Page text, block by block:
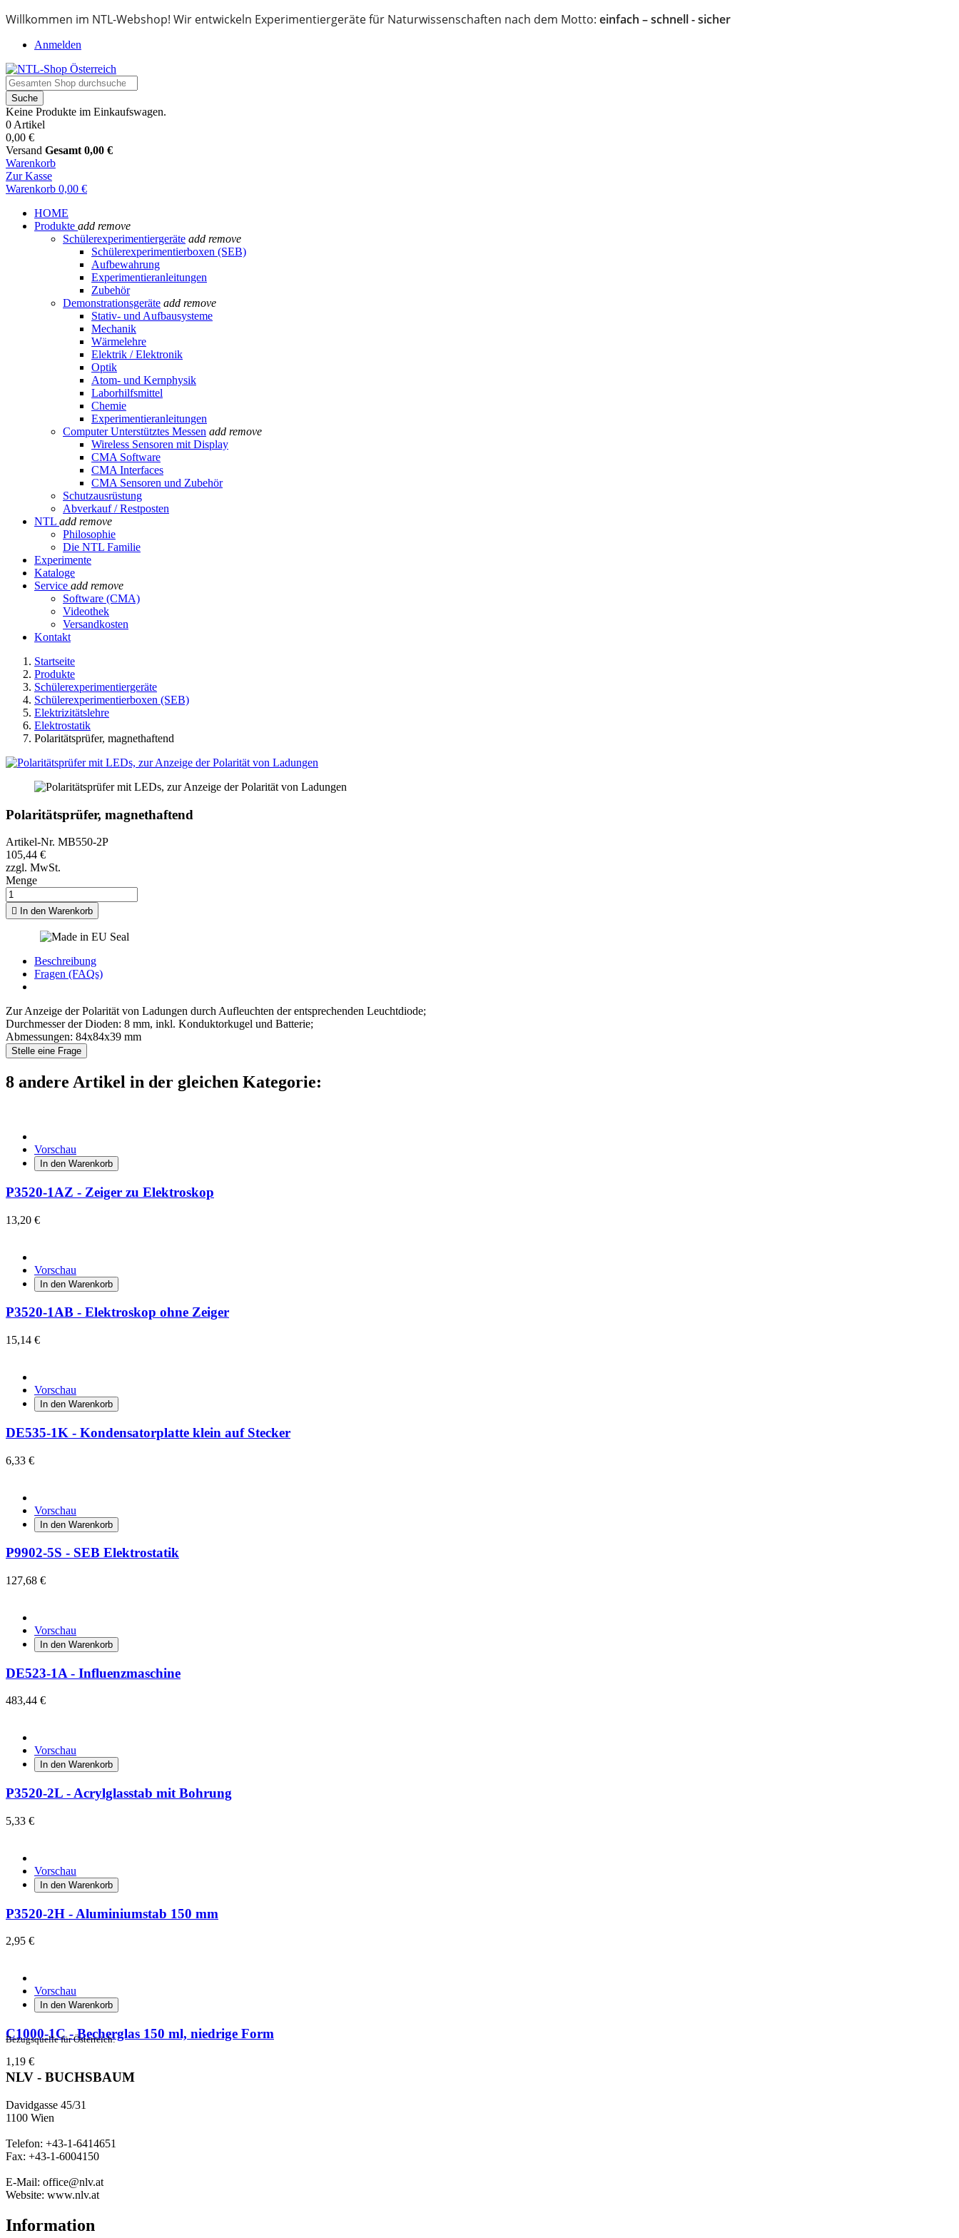
Willkommen im NTL-Webshop! Wir entwickeln Experimentiergeräte für Naturwissenschaften nach dem Motto: einfach – schnell - sicher
Anmelden
Suche
Keine Produkte im Einkaufswagen.
0 Artikel
0,00 €
Versand Gesamt 0,00 €
Warenkorb
Zur Kasse
Warenkorb 0,00 €
HOME
Produkte add remove
Schülerexperimentiergeräte add remove
Schülerexperimentierboxen (SEB)
Aufbewahrung
Experimentieranleitungen
Zubehör
Demonstrationsgeräte add remove
Stativ- und Aufbausysteme
Mechanik
Wärmelehre
Elektrik / Elektronik
Optik
Atom- und Kernphysik
Laborhilfsmittel
Chemie
Experimentieranleitungen
Computer Unterstütztes Messen add remove
Wireless Sensoren mit Display
CMA Software
CMA Interfaces
CMA Sensoren und Zubehör
Schutzausrüstung
Abverkauf / Restposten
NTL add remove
Philosophie
Die NTL Familie
Experimente
Kataloge
Service add remove
Software (CMA)
Videothek
Versandkosten
Kontakt
Startseite
Produkte
Schülerexperimentiergeräte
Schülerexperimentierboxen (SEB)
Elektrizitätslehre
Elektrostatik
Polaritätsprüfer, magnethaftend
Polaritätsprüfer, magnethaftend
Artikel-Nr. MB550-2P
105,44 €
zzgl. MwSt.
Menge
 In den Warenkorb
Beschreibung
Fragen (FAQs)
Zur Anzeige der Polarität von Ladungen durch Aufleuchten der entsprechenden Leuchtdiode;
Durchmesser der Dioden: 8 mm, inkl. Konduktorkugel und Batterie;
Abmessungen: 84x84x39 mm
Stelle eine Frage
8 andere Artikel in der gleichen Kategorie:
Vorschau
In den Warenkorb
P3520-1AZ - Zeiger zu Elektroskop
13,20 €
Vorschau
In den Warenkorb
P3520-1AB - Elektroskop ohne Zeiger
15,14 €
Vorschau
In den Warenkorb
DE535-1K - Kondensatorplatte klein auf Stecker
6,33 €
Vorschau
In den Warenkorb
P9902-5S - SEB Elektrostatik
127,68 €
Vorschau
In den Warenkorb
DE523-1A - Influenzmaschine
483,44 €
Vorschau
In den Warenkorb
P3520-2L - Acrylglasstab mit Bohrung
5,33 €
Vorschau
In den Warenkorb
P3520-2H - Aluminiumstab 150 mm
2,95 €
Vorschau
In den Warenkorb
C1000-1C - Becherglas 150 ml, niedrige Form
1,19 €
Bezugsquelle für Österreich:
NLV - BUCHSBAUM
Davidgasse 45/31
1100 Wien
Telefon: +43-1-6414651
Fax: +43-1-6004150
E-Mail: office@nlv.at
Website: www.nlv.at
Information